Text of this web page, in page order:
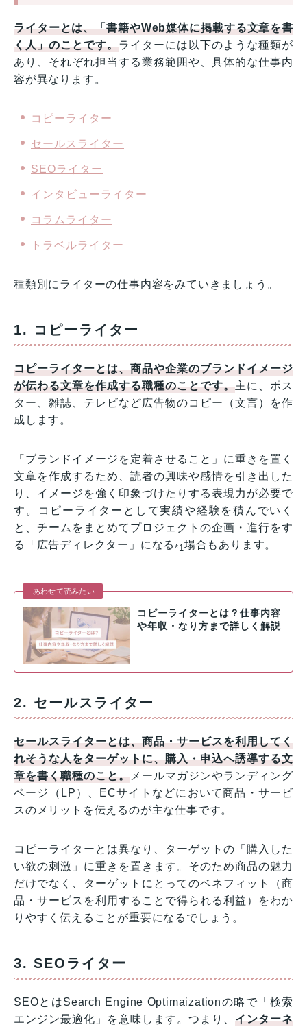
ライターとは、「書籍やWeb媒体に掲載する文章を書
く人」のことです。ライターには以下のような種類が
あり、それぞれ担当する業務範囲や、具体的な仕事内
容が異なります。
コピーライター
セールスライター
SEOライター
インタビューライター
コラムライター
トラベルライター
種類別にライターの仕事内容をみていきましょう。
1. コピーライター
コピーライターとは、商品や企業のブランドイメージ
が伝わる文章を作成する職種のことです。主に、ポス
ター、雑誌、テレビなど広告物のコピー（文言）を作
成します。
「ブランドイメージを定着させること」に重きを置く
文章を作成するため、読者の興味や感情を引き出した
り、イメージを強く印象づけたりする表現力が必要で
す。コピーライターとして実績や経験を積んでいく
と、チームをまとめてプロジェクトの企画・進行をす
る「広告ディレクター」になる*1 場合もあります。
あわせて読みたい
コピーライターとは？仕事内容
や年収・なり方まで詳しく解説
2. セールスライター
セールスライターとは、商品・サービスを利用してく
れそうな人をターゲットに、購入・申込へ誘導する文
章を書く職種のこと。 メールマガジンやランディング
ページ（LP）、ECサイトなどにおいて商品・サービ
スのメリットを伝えるのが主な仕事です。
コピーライターとは異なり、ターゲットの「購入した
い欲の刺激」に重きを置きます。そのため商品の魅力
だけでなく、ターゲットにとってのベネフィット（商
品・サービスを利用することで得られる利益）をわか
りやすく伝えることが重要になるでしょう。
3. SEOライター
SEOとはSearch Engine Optimaizationの略で「検索
エンジン最適化」を意味します。つまり、インターネ